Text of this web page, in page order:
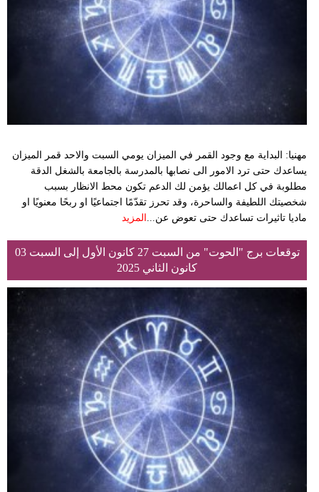
مهنيا: البداية مع وجود القمر في الميزان يومي السبت والاحد قمر الميزان
يساعدك حتى ترد الامور الى نصابها بالمدرسة بالجامعة بالشغل الدقة
مطلوبة في كل اعمالك يؤمن لك الدعم تكون محط الانظار بسبب
شخصيتك اللطيفة والساحرة، وقد تحرز تقدّمًا اجتماعيًا او ربحًا معنويًا او
ماديا تاثيرات تساعدك حتى تعوض عن... المزيد
توقعات برج "الحوت" من السبت 27 كانون الأول إلى السبت 03
كانون الثاني 2025